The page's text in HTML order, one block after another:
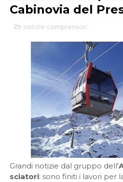
Cabinovia del
notizie comprensori
Grandi notizie dal gruppo dell'
sciatori: sono finiti i lavori per